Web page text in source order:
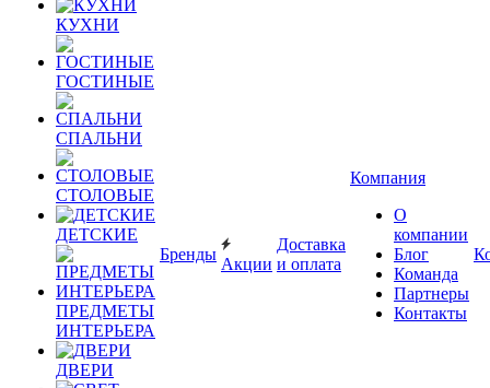
КУХНИ
ГОСТИНЫЕ
СПАЛЬНИ
СТОЛОВЫЕ
ДЕТСКИЕ
ПРЕДМЕТЫ
ИНТЕРЬЕРА
ДВЕРИ
Бренды
Акции
Доставка
и оплата
Компания
О
компании
Блог
Команда
Партнеры
Контакты